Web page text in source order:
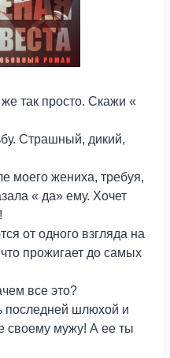
так просто. Скажи «
Страшный, дикий,
моего жениха, требуя,
« да» ему. Хочет
от одного взгляда на
прожигает до самых
все это?
последней шлюхой и
своему мужу! А ее ты